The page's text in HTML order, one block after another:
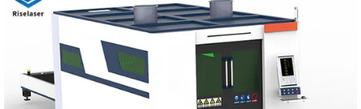
জন্য
আবেদন